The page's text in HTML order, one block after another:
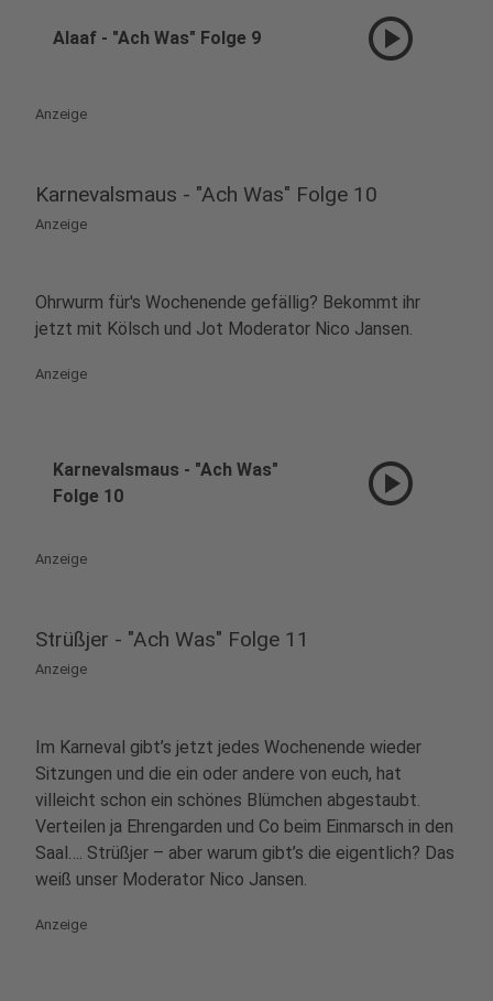
Alaaf - "Ach Was" Folge 9 play_circle
Anzeige
Karnevalsmaus - "Ach Was" Folge 10
Anzeige
Ohrwurm für's Wochenende gefällig? Bekommt ihr
jetzt mit Kölsch und Jot Moderator Nico Jansen.
Anzeige
Karnevalsmaus - "Ach Was"
Folge 10
play_circle
Anzeige
Strüßjer - "Ach Was" Folge 11
Anzeige
Im Karneval gibt’s jetzt jedes Wochenende wieder
Sitzungen und die ein oder andere von euch, hat
villeicht schon ein schönes Blümchen abgestaubt.
Verteilen ja Ehrengarden und Co beim Einmarsch in den
Saal…. Strüßjer – aber warum gibt’s die eigentlich? Das
weiß unser Moderator Nico Jansen.
Anzeige